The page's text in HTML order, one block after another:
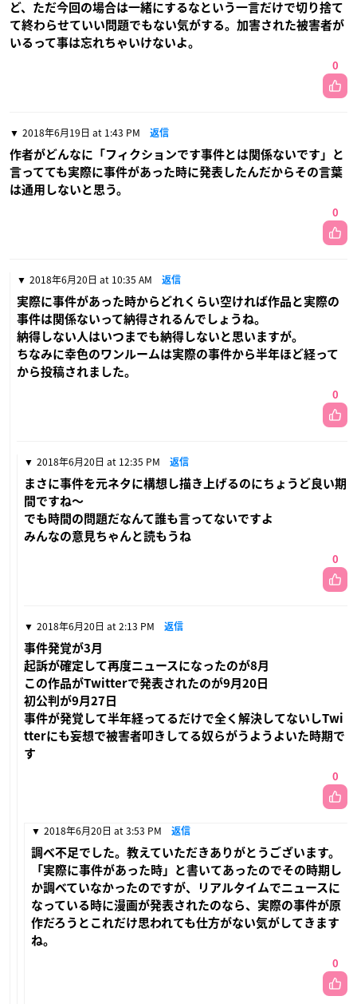
ど、ただ今回の場合は一緒にするなという一言だけで切り捨て
て終わらせていい問題でもない気がする。加害された被害者が
いるって事は忘れちゃいけないよ。
0
2018年6月19日 at 1:43 PM 返信
作者がどんなに「フィクションです事件とは関係ないです」と
言ってても実際に事件があった時に発表したんだからその言葉
は通用しないと思う。
0
2018年6月20日 at 10:35 AM 返信
実際に事件があった時からどれくらい空ければ作品と実際の
事件は関係ないって納得されるんでしょうね。
納得しない人はいつまでも納得しないと思いますが。
ちなみに幸色のワンルームは実際の事件から半年ほど経って
から投稿されました。
0
2018年6月20日 at 12:35 PM 返信
まさに事件を元ネタに構想し描き上げるのにちょうど良い期
間ですね〜
でも時間の問題だなんて誰も言ってないですよ
みんなの意見ちゃんと読もうね
0
2018年6月20日 at 2:13 PM 返信
事件発覚が3月
起訴が確定して再度ニュースになったのが8月
この作品がTwitterで発表されたのが9月20日
初公判が9月27日
事件が発覚して半年経ってるだけで全く解決してないしTwi
tterにも妄想で被害者叩きしてる奴らがうようよいた時期で
す
0
2018年6月20日 at 3:53 PM 返信
調べ不足でした。教えていただきありがとうございます。
「実際に事件があった時」と書いてあったのでその時期し
か調べていなかったのですが、リアルタイムでニュースに
なっている時に漫画が発表されたのなら、実際の事件が原
作だろうとこれだけ思われても仕方がない気がしてきます
ね。
0